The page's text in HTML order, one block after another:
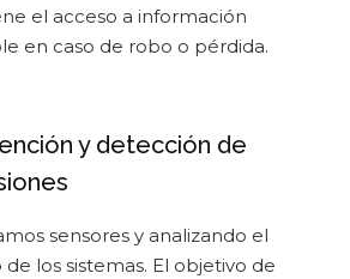
el acceso a información
en caso de robo o pérdida.
y detección de
sensores y analizando el
de los sistemas. El objetivo de